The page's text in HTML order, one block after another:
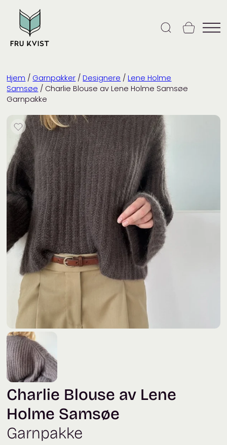
content
Hjem / Garnpakker / Designere / Lene Holme
Samsøe / Charlie Blouse av Lene Holme Samsøe
Garnpakke
Charlie Blouse av Lene
Holme Samsøe
Garnpakke